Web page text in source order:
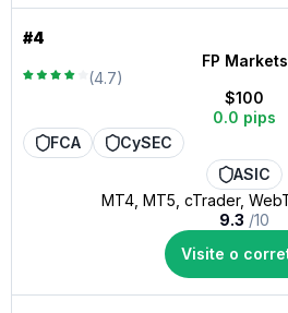
#4
FP Markets
(4.7)
$100
0.0 pips
FCA
CySEC
ASIC
MT4, MT5, cTrader,
9.3 /10
Visite o